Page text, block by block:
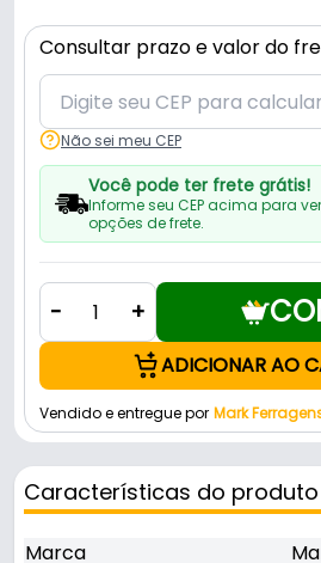
Consultar prazo e valor do
Não sei meu CEP
Você pode ter frete grátis!
Informe seu CEP acima para
opções de frete.
- +
ADICIONAR AO
Vendido e entregue por Mark
Características do produto
Marca